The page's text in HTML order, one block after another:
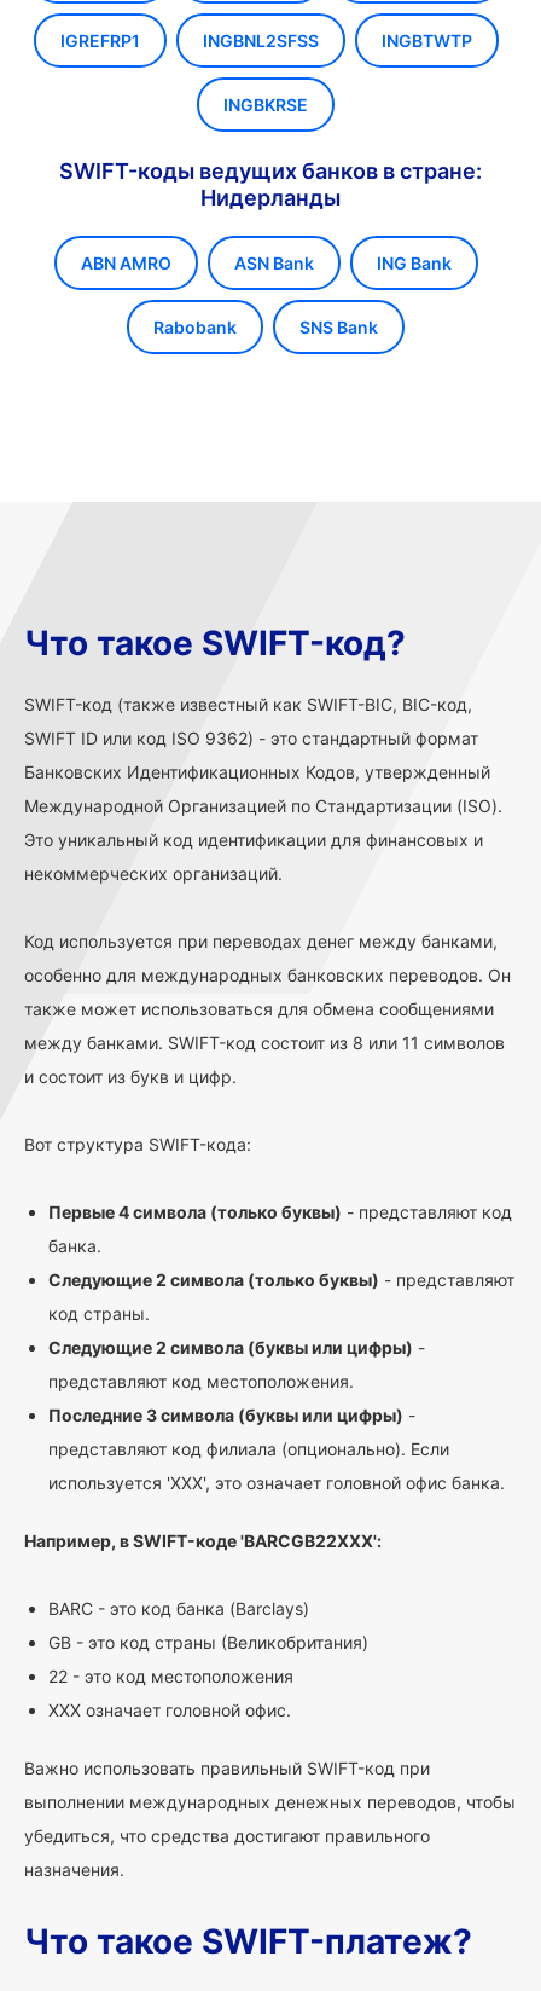
IGREFRP1 INGBNL2SFSS INGBTWTP
INGBKRSE
SWIFT-коды ведущих банков в стране:
Нидерланды
ABN AMRO ASN Bank ING Bank
Rabobank SNS Bank
Что такое SWIFT-код?
SWIFT-код (также известный как SWIFT-BIC, BIC-код,
SWIFT ID или код ISO 9362) - это стандартный формат
Банковских Идентификационных Кодов, утвержденный
Международной Организацией по Стандартизации (ISO).
Это уникальный код идентификации для финансовых и
некоммерческих организаций.
Код используется при переводах денег между банками,
особенно для международных банковских переводов. Он
также может использоваться для обмена сообщениями
между банками. SWIFT-код состоит из 8 или 11 символов
и состоит из букв и цифр.
Вот структура SWIFT-кода:
Первые 4 символа (только буквы) - представляют код
банка.
Следующие 2 символа (только буквы) - представляют
код страны.
Следующие 2 символа (буквы или цифры) -
представляют код местоположения.
Последние 3 символа (буквы или цифры) -
представляют код филиала (опционально). Если
используется 'XXX', это означает головной офис банка.
Например, в SWIFT-коде 'BARCGB22XXX':
BARC - это код банка (Barclays)
GB - это код страны (Великобритания)
22 - это код местоположения
XXX означает головной офис.
Важно использовать правильный SWIFT-код при
выполнении международных денежных переводов, чтобы
убедиться, что средства достигают правильного
назначения.
Что такое SWIFT-платеж?